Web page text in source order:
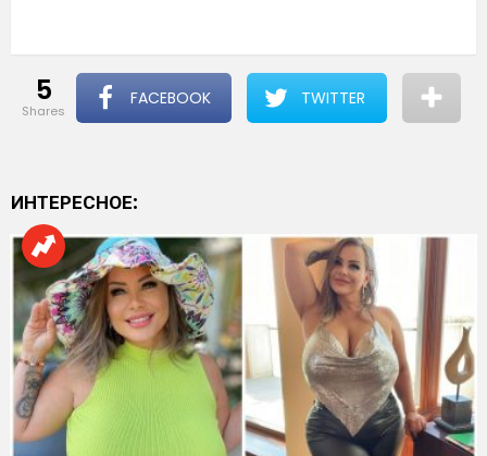
5
shares
FACEBOOK TWITTER
ИНТЕРЕСНОЕ: